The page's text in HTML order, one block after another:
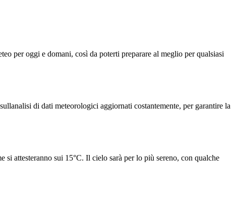
per oggi e domani, così da poterti preparare al meglio per qualsiasi
di dati meteorologici aggiornati costantemente, per garantire la
attesteranno sui 15°C. Il cielo sarà per lo più sereno, con qualche